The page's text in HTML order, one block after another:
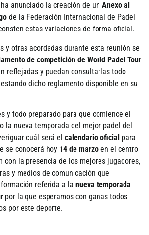
anunciado la creación de un Anexo al
de la Federación Internacional de Padel
estas variaciones de forma oficial.
y otras acordadas durante esta reunión se
de competición de World Padel Tour
reflejadas y puedan consultarlas todo
dicho reglamento disponible en su
y todo preparado para que comience el
la nueva temporada del mejor padel del
cuál será el calendario oficial para
se conocerá hoy 14 de marzo en el centro
con la presencia de los mejores jugadores,
y medios de comunicación que
referida a la nueva temporada
por la que esperamos con ganas todos
por este deporte.